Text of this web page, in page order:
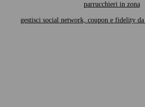
parrucchieri in zona
gestisci social network, coupon e fidelity